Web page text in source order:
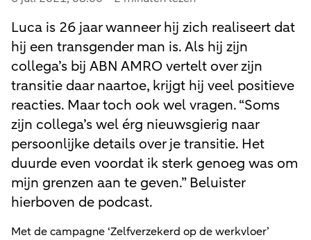
Luca is 26 jaar wanneer hij zich realiseert dat
hij een transgender man is. Als hij zijn
collega’s bij ABN AMRO vertelt over zijn
transitie daar naartoe, krijgt hij veel positieve
reacties. Maar toch ook wel vragen. “Soms
zijn collega’s wel érg nieuwsgierig naar
persoonlijke details over je transitie. Het
duurde even voordat ik sterk genoeg was om
mijn grenzen aan te geven.” Beluister
hierboven de podcast.
Met de campagne ‘Zelfverzekerd op de werkvloer’